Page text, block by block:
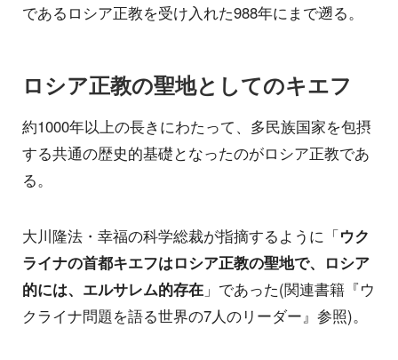
であるロシア正教を受け入れた988年にまで遡る。
ロシア正教の聖地としてのキエフ
約1000年以上の長きにわたって、多民族国家を包摂
する共通の歴史的基礎となったのがロシア正教であ
る。
大川隆法・幸福の科学総裁が指摘するように「ウク
ライナの首都キエフはロシア正教の聖地で、ロシア
的には、エルサレム的存在 」であった(関連書籍『ウ
クライナ問題を語る世界の7人のリーダー』参照)。